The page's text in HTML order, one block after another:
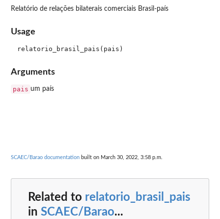
Relatório de relações bilaterais comerciais Brasil-país
Usage
Arguments
pais um país
SCAEC/Barao documentation built on March 30, 2022, 3:58 p.m.
Related to relatorio_brasil_pais
in SCAEC/Barao...